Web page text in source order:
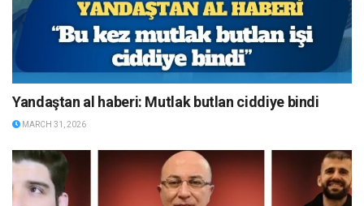
Yandaştan al haberi: Mutlak butlan ciddiye bindi
MARCH 31, 2026